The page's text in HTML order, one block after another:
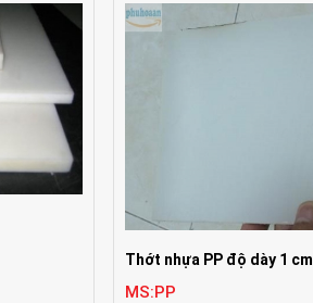
Thớt nhựa PP độ dày 1 cm
MS:PP